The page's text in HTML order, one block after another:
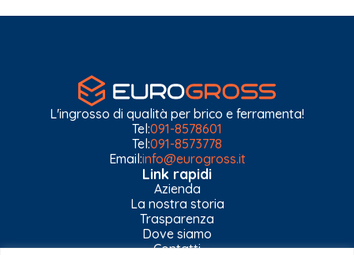
L'ingrosso di qualità per brico e ferramenta!
Tel:091-8578601
Tel:091-8573778
Email:info@eurogross.it
Link rapidi
Azienda
La nostra storia
Trasparenza
Dove siamo
Contatti